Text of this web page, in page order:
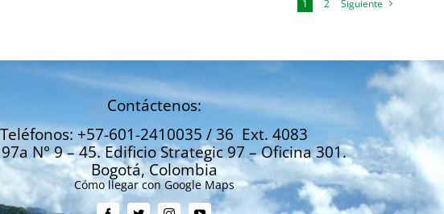
1 2 Siguiente
Contáctenos:
Teléfonos: +57-601-2410035 / 36 Ext. 4083
N° 9 – 45. Edificio Strategic 97 – Oficina 301.
Bogotá, Colombia
Cómo llegar con Google Maps